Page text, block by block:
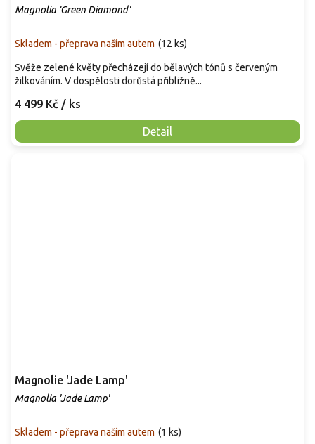
Magnolia 'Green Diamond'
Skladem - přeprava naším autem (12 ks)
4 499 Kč / ks
Detail
Svěže zelené květy přecházejí do bělavých tónů s červeným
žilkováním. V dospělosti dorůstá přibližně...
Magnolie 'Jade Lamp'
Magnolia 'Jade Lamp'
Skladem - přeprava naším autem (1 ks)